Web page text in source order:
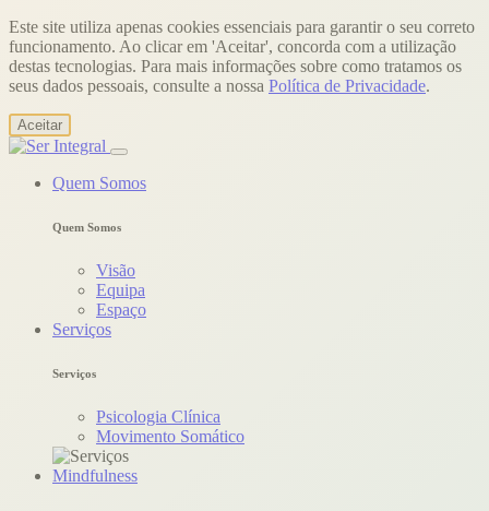
Este site utiliza apenas cookies essenciais para garantir o seu correto
funcionamento. Ao clicar em 'Aceitar', concorda com a utilização
destas tecnologias. Para mais informações sobre como tratamos os
seus dados pessoais, consulte a nossa Política de Privacidade.
Aceitar
Quem Somos
Quem Somos
Visão
Equipa
Espaço
Serviços
Serviços
Psicologia Clínica
Movimento Somático
Mindfulness